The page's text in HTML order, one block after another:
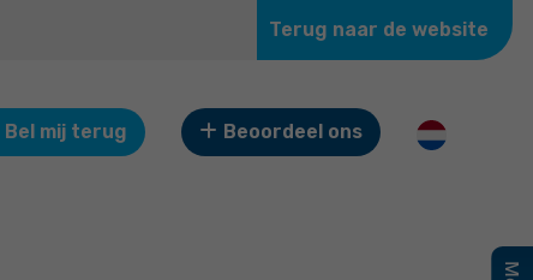
Terug naar de website
Bel mij terug Beoordeel ons